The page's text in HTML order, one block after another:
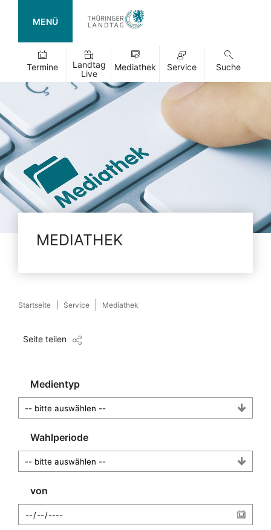
MENÜ
Termine
Landtag
Live
Mediathek Service Suche
MEDIATHEK
Startseite Service Mediathek
Seite teilen
Medientyp
Wahlperiode
von